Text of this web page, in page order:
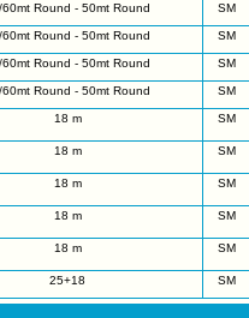
Round - 50mt Round SM
Round - 50mt Round SM
Round - 50mt Round SM
Round - 50mt Round SM
18 m SM
18 m SM
18 m SM
18 m SM
18 m SM
25+18 SM